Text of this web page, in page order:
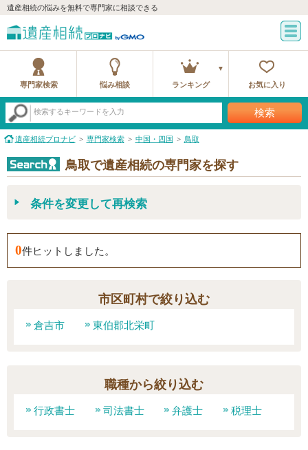
遺産相続の悩みを無料で専門家に相談できる
専門家検索 悩み相談 ランキング お気に入り
検索するキーワードを入力 検索
遺産相続プロナビ 専門家検索 中国・四国 鳥取
鳥取で遺産相続の専門家を探す
条件を変更して再検索
0件ヒットしました。
市区町村で絞り込む
倉吉市 東伯郡北栄町
職種から絞り込む
行政書士 司法書士 弁護士 税理士